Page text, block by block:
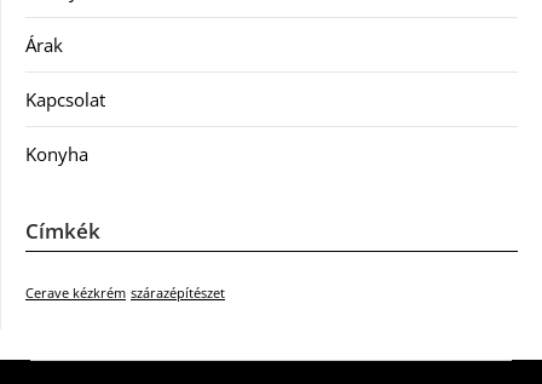
Árak
Kapcsolat
Konyha
Címkék
Cerave kézkrém szárazépítészet